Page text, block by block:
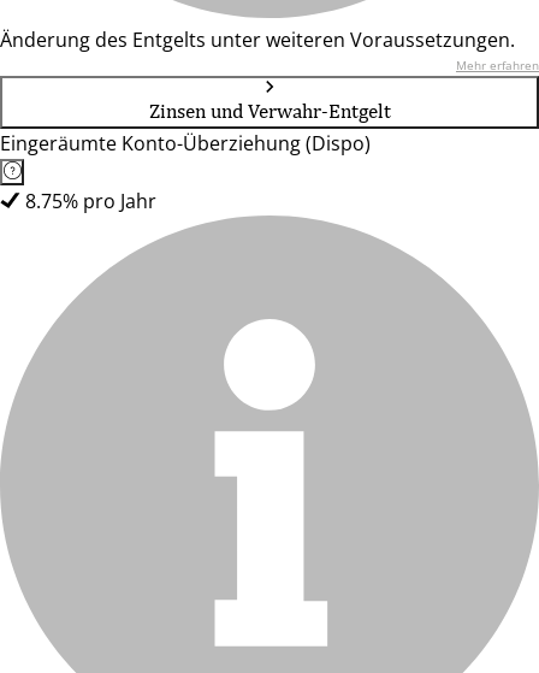
Änderung des Entgelts unter weiteren Voraussetzungen.
Mehr erfahren
Zinsen und Verwahr-Entgelt
Eingeräumte Konto-Überziehung (Dispo)
8.75% pro Jahr